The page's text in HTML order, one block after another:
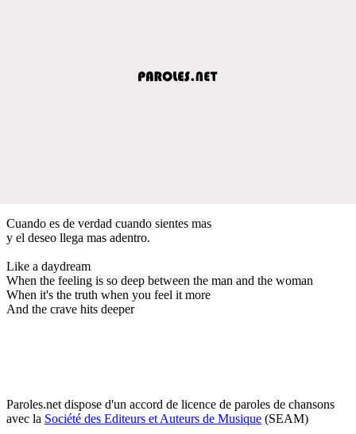
Cuando es de verdad cuando sientes mas
y el deseo llega mas adentro.
Like a daydream
When the feeling is so deep between the man and the woman
When it's the truth when you feel it more
And the crave hits deeper
Paroles.net dispose d'un accord de licence de paroles de chansons
avec la Société des Editeurs et Auteurs de Musique (SEAM)